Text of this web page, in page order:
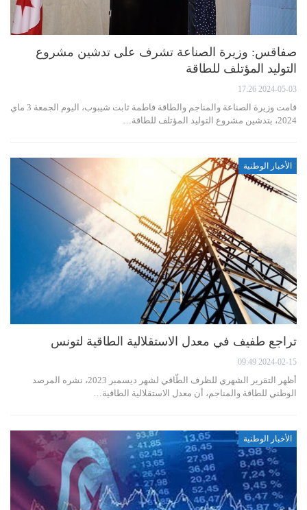
صفاقس: وزيرة الصناعة تشرف على تدشين مشروع
التوليد المؤتلف للطاقة
2024-05-03 17:26
قامت وزيرة الصناعة والمناجم والطاقة فاطمة ثابت شيبوب، اليوم الجمعة 3 ماي
2024، بتدشين مشروع التوليد المؤتلف للطاقة…
الأخبار الوطنية
تراجع طفيف في معدل الاستقلالية الطاقية لتونس
2024-02-15 09:49
أظهر التقرير الشهري للظرف الطّاقي لشهر ديسمبر 2023، نشره المرصد
الوطني للطاقة والمناجم، أن معدل الاستقلالية الطاقية…
الأخبار الوطنية